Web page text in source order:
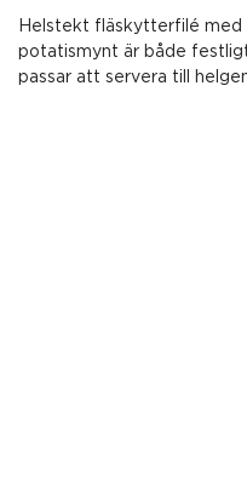
Helstekt fläskytterfilé med
potatismynt är både
passar att servera till